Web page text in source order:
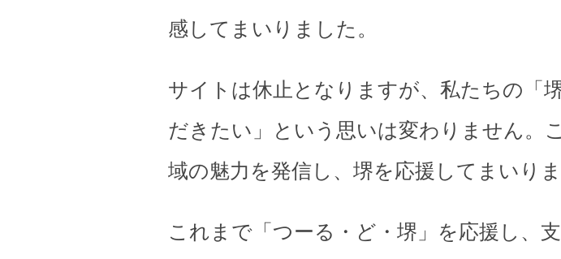
感してまいりました。
サイトは休止となりますが、私たちの「
だきたい」という思いは変わりません。
域の魅力を発信し、堺を応援してまいりま
これまで「つーる・ど・堺」を応援し、